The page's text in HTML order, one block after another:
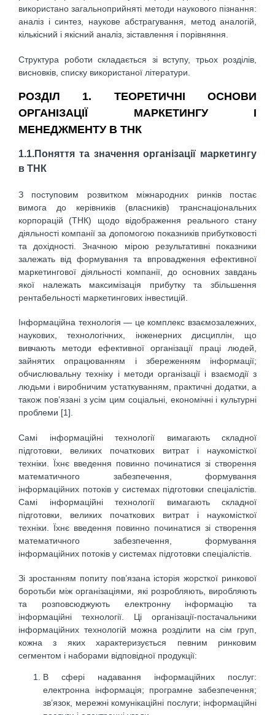
використано загальноприйняті методи наукового пізнання:
аналіз і синтез, наукове абстрагування, метод аналогій,
кількісний і якісний аналіз, зіставлення і порівняння.
Структура роботи складається зі вступу, трьох розділів,
висновків, списку використаної літератури.
РОЗДІЛ 1. ТЕОРЕТИЧНІ ОСНОВИ
ОРГАНІЗАЦІЇ МАРКЕТИНГУ І
МЕНЕДЖМЕНТУ В ТНК
1.1.Поняття та значення організації маркетингу
в ТНК
З поступовим розвитком міжнародних ринків постає
вимога до керівників (власників) транснаціональних
корпорацій (ТНК) щодо відображення реального стану
діяльності компанії за допомогою показників прибутковості
та дохідності. Значною мірою результативні показники
залежать від формування та впровадження ефективної
маркетингової діяльності компанії, до основних завдань
якої належать максимізація прибутку та збільшення
рентабельності маркетингових інвестицій.
Інформаційна технологія — це комплекс взаємозалежних,
наукових, технологічних, інженерних дисциплін, що
вивчають методи ефективної організації праці людей,
зайнятих опрацюванням і збереженням інформації;
обчислювальну техніку і методи організації і взаємодії з
людьми і виробничим устаткуванням, практичні додатки, а
також пов’язані з усім цим соціальні, економічні і культурні
проблеми [1].
Самі інформаційні технології вимагають складної
підготовки, великих початкових витрат і наукомісткої
техніки. Їхнє введення повинно починатися зі створення
математичного забезпечення, формування
інформаційних потоків у системах підготовки спеціалістів.
Самі інформаційні технології вимагають складної
підготовки, великих початкових витрат і наукомісткої
техніки. Їхнє введення повинно починатися зі створення
математичного забезпечення, формування
інформаційних потоків у системах підготовки спеціалістів.
Зі зростанням попиту пов’язана історія жорсткої ринкової
боротьби між організаціями, які розробляють, виробляють
та розповсюджують електронну інформацію та
інформаційні технології. Ці організації-постачальники
інформаційних технологій можна розділити на сім груп,
кожна з яких характеризується певним ринковим
сегментом і наборами відповідної продукції:
В сфері надавання інформаційних послуг:
електронна інформація; програмне забезпечення;
зв’язок, мережні комунікаційні послуги; інформаційні